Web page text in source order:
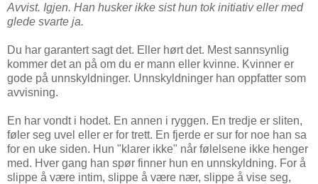
Avvist. Igjen. Han husker ikke sist hun tok initiativ eller med
glede svarte ja.
Du har garantert sagt det. Eller hørt det. Mest sannsynlig
kommer det an på om du er mann eller kvinne. Kvinner er
gode på unnskyldninger. Unnskyldninger han oppfatter som
avvisning.
En har vondt i hodet. En annen i ryggen. En tredje er sliten,
føler seg uvel eller er for trett. En fjerde er sur for noe han sa
for en uke siden. Hun "klarer ikke" når følelsene ikke henger
med. Hver gang han spør finner hun en unnskyldning. For å
slippe å være intim, slippe å være nær, slippe å vise seg,